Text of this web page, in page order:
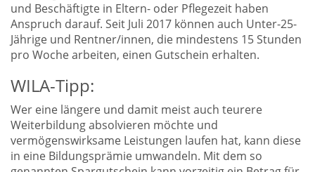
und Beschäftigte in Eltern- oder Pflegezeit haben
Anspruch darauf. Seit Juli 2017 können auch Unter-25-
Jährige und Rentner/innen, die mindestens 15 Stunden
pro Woche arbeiten, einen Gutschein erhalten.
WILA-Tipp:
Wer eine längere und damit meist auch teurere
Weiterbildung absolvieren möchte und
vermögenswirksame Leistungen laufen hat, kann diese
in eine Bildungsprämie umwandeln. Mit dem so